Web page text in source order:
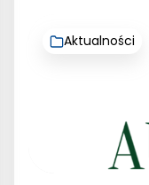
Aktualności